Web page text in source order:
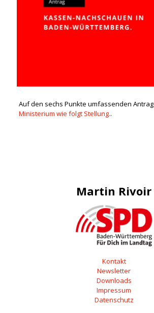
Auf den sechs Punkte umfassenden Antrag
Ministerium wie folgt Stellung..
Martin Rivoir
Kontakt
Newsletter
Downloads
Impressum
Datenschutz